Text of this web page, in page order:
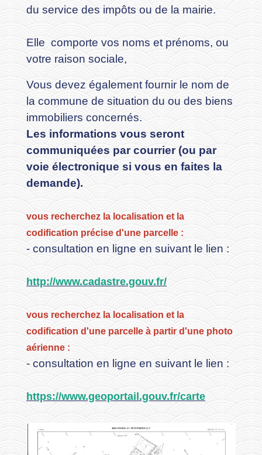
du service des impôts ou de la mairie.
Elle comporte vos noms et prénoms, ou
votre raison sociale,
Vous devez également fournir le nom de
la commune de situation du ou des biens
immobiliers concernés.
Les informations vous seront
communiquées par courrier (ou par
voie électronique si vous en faites la
demande).
vous recherchez la localisation et la
codification précise d'une parcelle :
- consultation en ligne en suivant le lien :
http://www.cadastre.gouv.fr/
vous recherchez la localisation et la
codification d'une parcelle à partir d'une photo
aérienne :
- consultation en ligne en suivant le lien :
https://www.geoportail.gouv.fr/carte